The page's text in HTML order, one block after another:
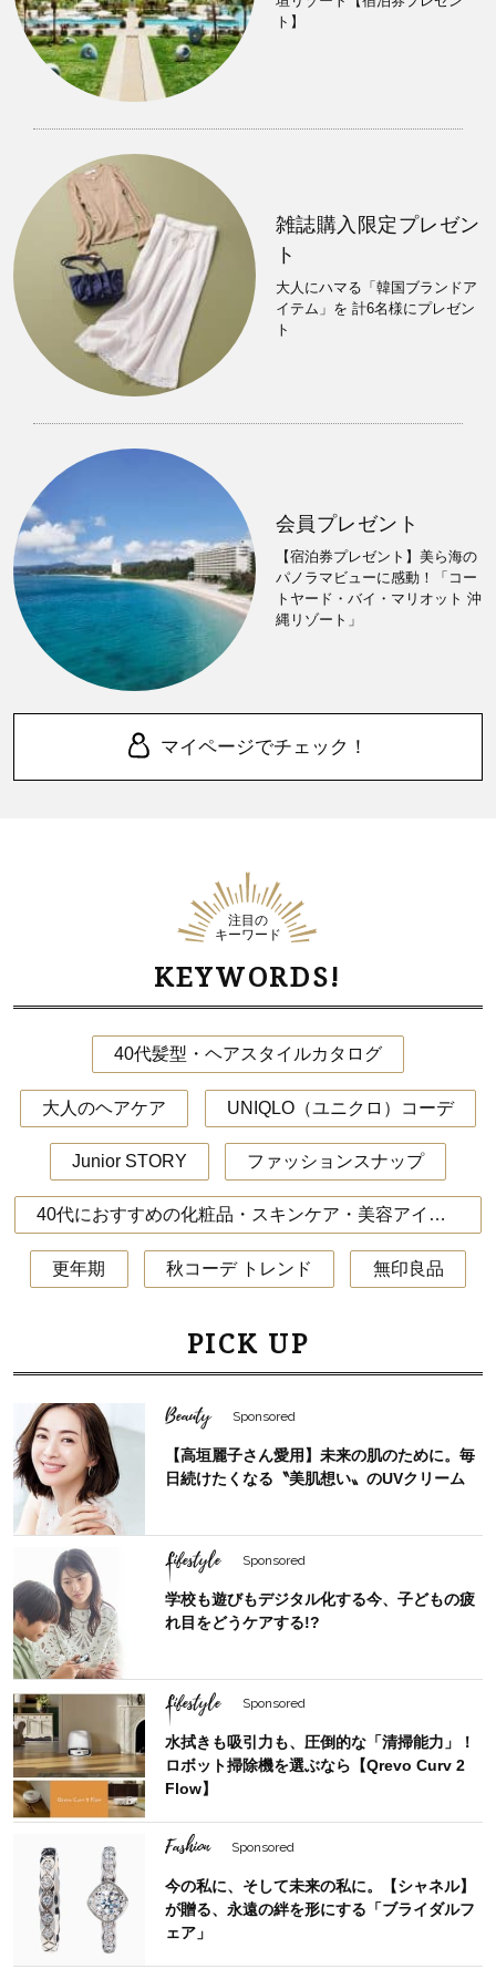
ト】
雑誌購入限定プレゼン
ト
大人にハマる「韓国ブランドア
イテム」を 計6名様にプレゼン
ト
会員プレゼント
【宿泊券プレゼント】美ら海の
パノラマビューに感動！「コー
トヤード・バイ・マリオット 沖
縄リゾート」
マイページでチェック！
注目の
キーワード
KEYWORDS!
40代髪型・ヘアスタイルカタログ
大人のヘアケア UNIQLO（ユニクロ）コーデ
Junior STORY ファッションスナップ
40代におすすめの化粧品・スキンケア・美容アイテム
更年期 秋コーデ トレンド 無印良品
PICK UP
Beauty Sponsored
【高垣麗子さん愛用】未来の肌のために。毎
日続けたくなる〝美肌想い〟のUVクリーム
Lifestyle Sponsored
学校も遊びもデジタル化する今、子どもの疲
れ目をどうケアする!?
Lifestyle Sponsored
水拭きも吸引力も、圧倒的な「清掃能力」！
ロボット掃除機を選ぶなら【Qrevo Curv 2
Flow】
Fashion Sponsored
今の私に、そして未来の私に。【シャネル】
が贈る、永遠の絆を形にする「ブライダルフ
ェア」